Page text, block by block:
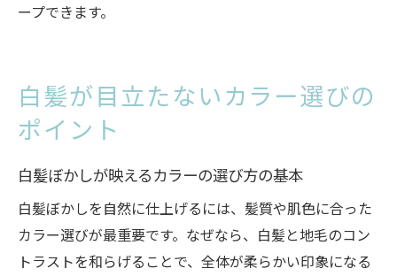
ープできます。
白髪が目立たないカラー選びの
ポイント
白髪ぼかしが映えるカラーの選び方の基本
白髪ぼかしを自然に仕上げるには、髪質や肌色に合った
カラー選びが最重要です。なぜなら、白髪と地毛のコン
トラストを和らげることで、全体が柔らかい印象になる